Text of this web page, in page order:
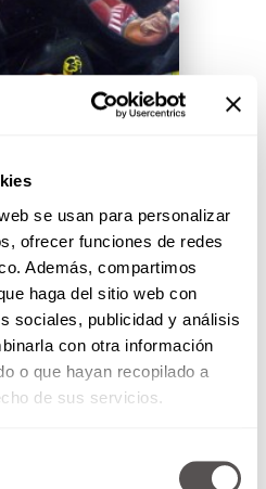
se usan para personalizar
ofrecer funciones de redes
Además, compartimos
haga del sitio web con
sociales, publicidad y análisis
con otra información
o que hayan recopilado a
de sus servicios.
Los luchadores
de lucha libre
más antigua en
en 1933.